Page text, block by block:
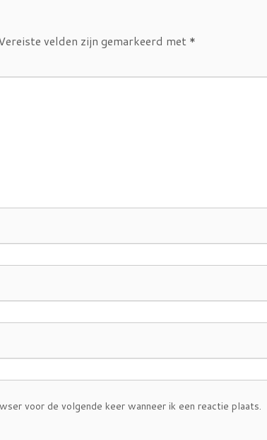
velden zijn gemarkeerd met *
voor de volgende keer wanneer ik een reactie plaats.